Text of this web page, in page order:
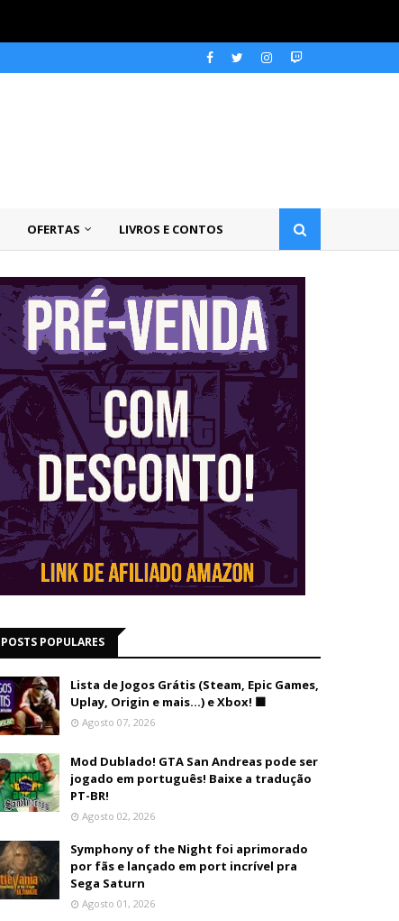
OFERTAS LIVROS E CONTOS
POSTS POPULARES
Lista de Jogos Grátis (Steam, Epic Games,
Uplay, Origin e mais...) e Xbox! 🟩
Agosto 07, 2026
Mod Dublado! GTA San Andreas pode ser
jogado em português! Baixe a tradução
PT-BR!
Agosto 02, 2026
Symphony of the Night foi aprimorado
por fãs e lançado em port incrível pra
Sega Saturn
Agosto 01, 2026